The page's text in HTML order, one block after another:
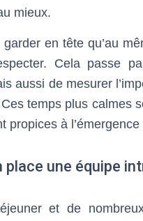
mieux.
garder en tête qu’au
Cela passe
aussi de mesurer
temps plus calmes
propices à
place une équipe
et de